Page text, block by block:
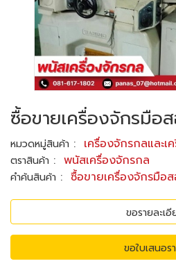
ซื้อขายเครื่องจักรมือ
หมวดหมู่สินค้า : เครื่องจักรกลและเ
ตราสินค้า : พนัสเครื่องจักรกล
คำค้นสินค้า : ซื้อขายเครื่องจักรมือ
ขอรายละเ
ขอใบเสนอร